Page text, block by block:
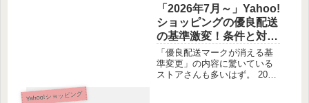
「2026年7月～」Yahoo!
ショッピングの優良配送
の基準激変！条件と対策
まとめ
「優良配送マークが消える基
準変更」の内容に驚いている
ストアさんも多いはず。 2026
Yahoo!ショッピング